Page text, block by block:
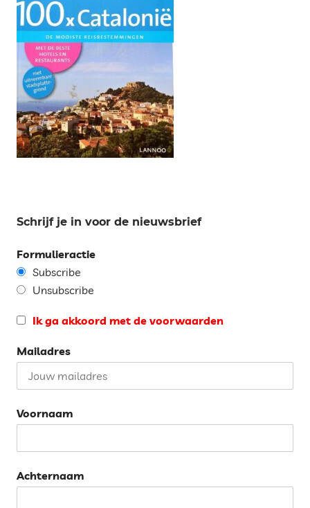
Schrijf je in voor de nieuwsbrief
Formulieractie
Subscribe
Unsubscribe
Ik ga akkoord met de voorwaarden
Mailadres
Voornaam
Achternaam